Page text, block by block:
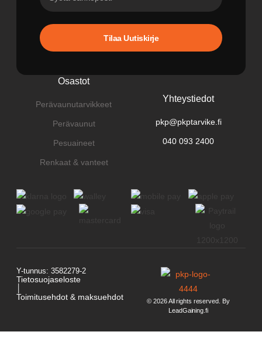
Tilaa Uutiskirje
Osastot
Perävaunutarvikkeet
Perävaunut
Pesuaineet
Renkaat & vanteet
Yhteystiedot
pkp@pkptarvike.fi
040 093 2400
© 2026 All rights reserved. By
LeadGaining.fi
Y-tunnus: 3582279-2
Tietosuojaseloste
Toimitusehdot & maksuehdot